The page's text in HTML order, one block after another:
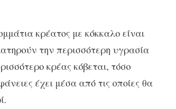
κρέατος με κόκκαλο είναι
την περισσότερη υγρασία
κρέας κόβεται, τόσο
έχει μέσα από τις οποίες θα